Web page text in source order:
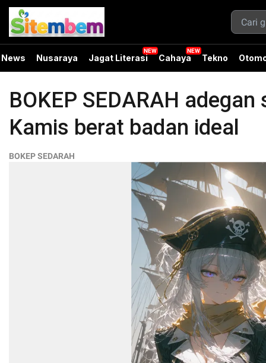
News Nusaraya Jagat Literasi Cahaya Tekno
BOKEP SEDARAH
Kamis berat badan ideal
BOKEP SEDARAH